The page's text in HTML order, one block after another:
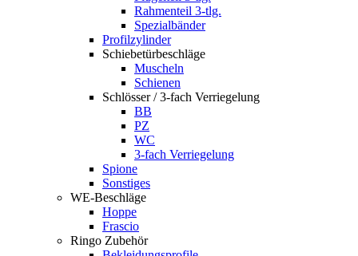
Rahmenteil 3-tlg.
Spezialbänder
Profilzylinder
Schiebetürbeschläge
Muscheln
Schienen
Schlösser / 3-fach Verriegelung
BB
PZ
WC
3-fach Verriegelung
Spione
Sonstiges
WE-Beschläge
Hoppe
Frascio
Ringo Zubehör